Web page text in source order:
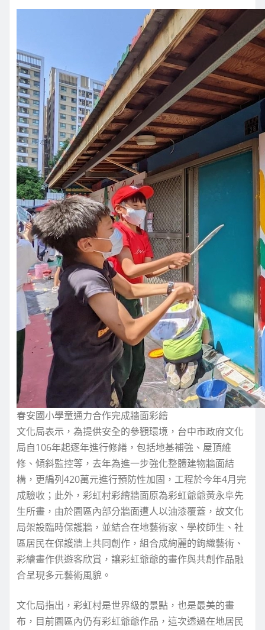
春安國小學童通力合作完成牆面彩繪
文化局表示，為提供安全的參觀環境，台中市政府文化
局自106年起逐年進行修繕，包括地基補強、屋頂維
修、傾斜監控等，去年為進一步強化整體建物牆面結
構，更編列420萬元進行預防性加固，工程於今年4月完
成驗收；此外，彩虹村彩繪牆面原為彩虹爺爺黃永阜先
生所畫，由於園區內部分牆面遭人以油漆覆蓋，故文化
局架設臨時保護牆，並結合在地藝術家、學校師生、社
區居民在保護牆上共同創作，組合成絢麗的鉤織藝術、
彩繪畫作供遊客欣賞，讓彩虹爺爺的畫作與共創作品融
合呈現多元藝術風貌。
文化局指出，彩虹村是世界級的景點，也是最美的畫
布，目前園區內仍有彩虹爺爺作品，這次透過在地居民